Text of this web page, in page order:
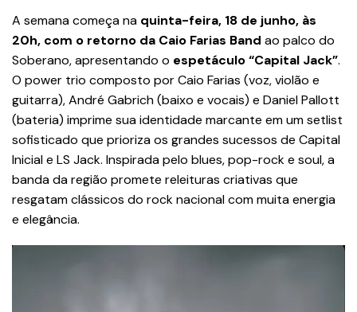
A semana começa na quinta-feira, 18 de junho, às
20h, com o retorno da Caio Farias Band ao palco do
Soberano, apresentando o espetáculo “Capital Jack”.
O power trio composto por Caio Farias (voz, violão e
guitarra), André Gabrich (baixo e vocais) e Daniel Pallott
(bateria) imprime sua identidade marcante em um setlist
sofisticado que prioriza os grandes sucessos de Capital
Inicial e LS Jack. Inspirada pelo blues, pop-rock e soul, a
banda da região promete releituras criativas que
resgatam clássicos do rock nacional com muita energia
e elegância.